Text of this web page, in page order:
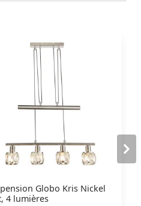
Globo Kris Nickel
4 lumières